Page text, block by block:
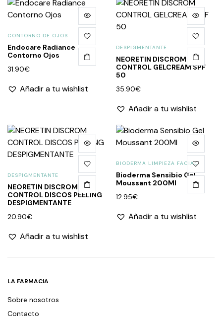
CONTORNO DE OJOS
Endocare Radiance
Contorno Ojos
31.90€
Añadir a tu wishlist
DESPIGMENTANTE
NEORETIN DISCROM
CONTROL GELCREAM SPF
50
35.90€
Añadir a tu wishlist
DESPIGMENTANTE
NEORETIN DISCROM
CONTROL DISCOS PEELING
DESPIGMENTANTE
20.90€
Añadir a tu wishlist
BIODERMA LIMPIEZA FACIAL
Bioderma Sensibio Gel
Moussant 200Ml
12.95€
Añadir a tu wishlist
LA FARMACIA
Sobre nosotros
Contacto